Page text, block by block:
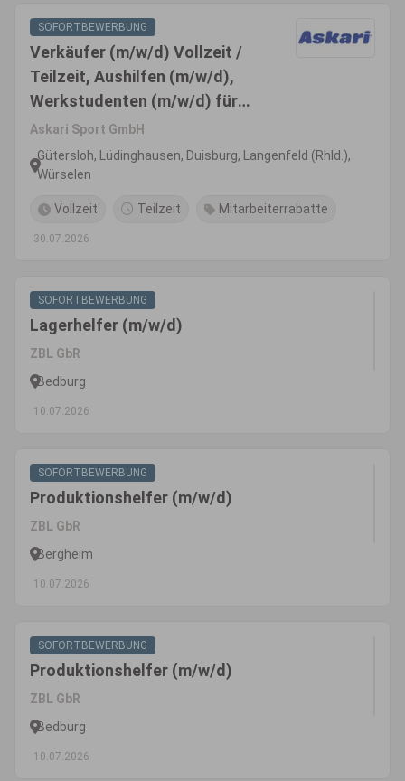
SOFORTBEWERBUNG
Verkäufer (m/w/d) Vollzeit /
Teilzeit, Aushilfen (m/w/d),
Werkstudenten (m/w/d) für
Angel- und Jagdbedarf
Askari Sport GmbH
Gütersloh, Lüdinghausen, Duisburg, Langenfeld (Rhld.),
Würselen
Vollzeit Teilzeit Mitarbeiterrabatte
30.07.2026
SOFORTBEWERBUNG
Lagerhelfer (m/w/d)
ZBL GbR
Bedburg
10.07.2026
SOFORTBEWERBUNG
Produktionshelfer (m/w/d)
ZBL GbR
Bergheim
10.07.2026
SOFORTBEWERBUNG
Produktionshelfer (m/w/d)
ZBL GbR
Bedburg
10.07.2026